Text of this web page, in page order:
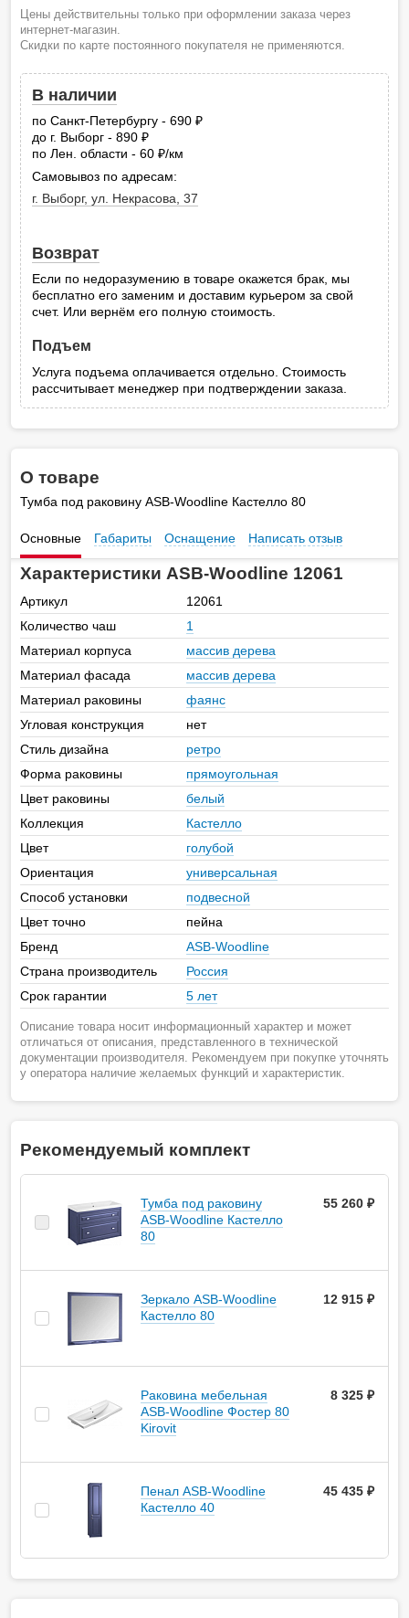
Цены действительны только при оформлении заказа через
интернет-магазин.
Скидки по карте постоянного покупателя не применяются.
В наличии
по Санкт-Петербургу - 690
до г. Выборг - 890
по Лен. области - 60
руб.
/км
Самовывоз по адресам:
г. Выборг, ул. Некрасова, 37
Возврат
Если по недоразумению в товаре окажется брак, мы
бесплатно его заменим и доставим курьером за свой
счет. Или вернём его полную стоимость.
Подъем
Услуга подъема оплачивается отдельно. Стоимость
рассчитывает менеджер при подтверждении заказа.
О товаре
Тумба под раковину ASB-Woodline Кастелло 80
Основные Габариты Оснащение Написать отзыв
Характеристики ASB-Woodline 12061
Артикул
12061
Количество чаш
1
Материал корпуса
массив дерева
Материал фасада
массив дерева
Материал раковины
фаянс
Угловая конструкция
нет
Стиль дизайна
ретро
Форма раковины
прямоугольная
Цвет раковины
белый
Коллекция
Кастелло
Цвет
голубой
Ориентация
универсальная
Способ установки
подвесной
Цвет точно
пейна
Бренд
ASB-Woodline
Страна производитель
Россия
Срок гарантии
5 лет
Описание товара носит информационный характер и может
отличаться от описания, представленного в технической
документации производителя. Рекомендуем при покупке уточнять
у оператора наличие желаемых функций и характеристик.
Рекомендуемый комплект
Тумба под раковину
ASB-Woodline Кастелло
80
55 260 ₽
Зеркало ASB-Woodline
Кастелло 80
12 915 ₽
Раковина мебельная
ASB-Woodline Фостер 80
Kirovit
8 325 ₽
Пенал ASB-Woodline
Кастелло 40
45 435 ₽